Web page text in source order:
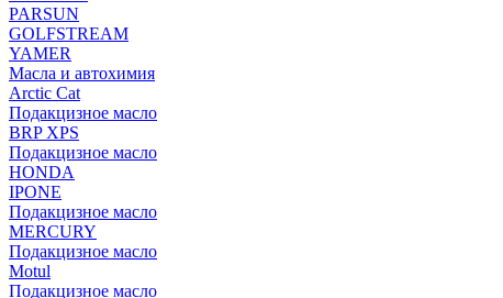
PARSUN
GOLFSTREAM
YAMER
Масла и автохимия
Arctic Cat
Подакцизное масло
BRP XPS
Подакцизное масло
HONDA
IPONE
Подакцизное масло
MERCURY
Подакцизное масло
Motul
Подакцизное масло